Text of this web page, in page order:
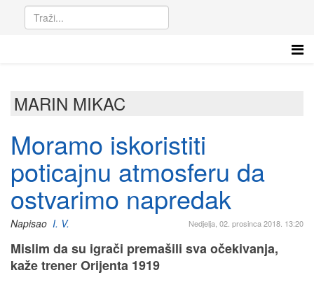
MARIN MIKAC
Moramo iskoristiti
poticajnu atmosferu da
ostvarimo napredak
Nedjelja, 02. prosinca 2018. 13:20
Napisao I. V.
Mislim da su igrači premašili sva očekivanja,
kaže trener Orijenta 1919